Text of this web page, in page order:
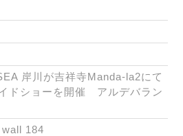
岸川が吉祥寺Manda-la2にて
ドショーを開催 アルデバラン
184